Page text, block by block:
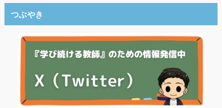
つぶやき